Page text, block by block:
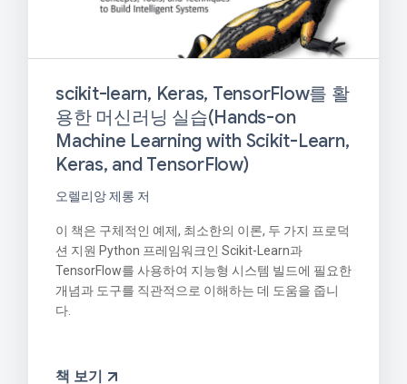
scikit-learn, Keras, TensorFlow를 활
용한 머신러닝 실습(Hands-on
Machine Learning with Scikit-Learn,
Keras, and TensorFlow)
오렐리앙 제롱 저
이 책은 구체적인 예제, 최소한의 이론, 두 가지 프로덕
션 지원 Python 프레임워크인 Scikit-Learn과
TensorFlow를 사용하여 지능형 시스템 빌드에 필요한
개념과 도구를 직관적으로 이해하는 데 도움을 줍니
다.
책 보기